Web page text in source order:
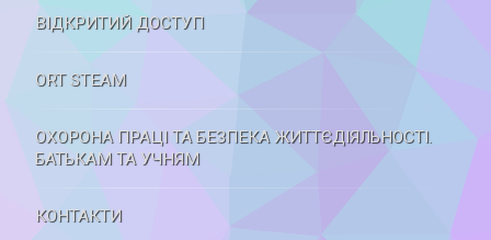
ВІДКРИТИЙ ДОСТУП
ORT STEAM
ОХОРОНА ПРАЦІ ТА БЕЗПЕКА ЖИТТЄДІЯЛЬНОСТІ.
БАТЬКАМ ТА УЧНЯМ
КОНТАКТИ